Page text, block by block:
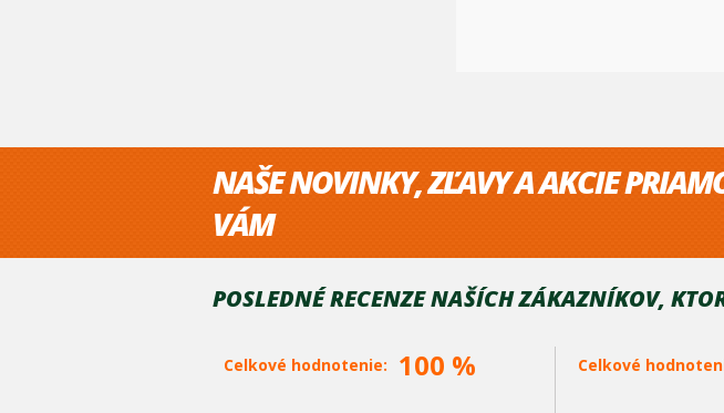
NAŠE NOVINKY, ZĽAVY A AKCIE
VÁM
POSLEDNÉ RECENZE NAŠÍCH ZÁKAZNÍKOV,
Celkové hodnotenie: 100 % Celkové